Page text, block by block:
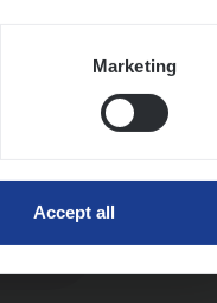
Marketing
Accept all